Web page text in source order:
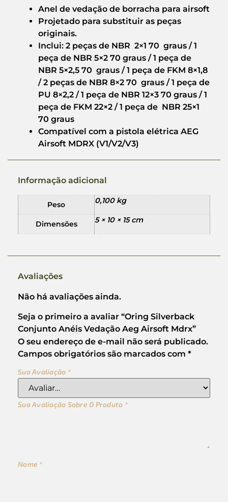
Anel de vedação de borracha para airsoft
Projetado para substituir as peças
originais.
Inclui: 2 peças de NBR 2×1 70 graus / 1
peça de NBR 5×2 70 graus / 1 peça de
NBR 5×2,5 70 graus / 1 peça de FKM 8×1,8
/ 2 peças de NBR 8×2 70 graus / 1 peça de
PU 8×2,2 / 1 peça de NBR 12×3 70 graus / 1
peça de FKM 22×2 / 1 peça de NBR 25×1
70 graus
Compatível com a pistola elétrica AEG
Airsoft MDRX (V1/V2/V3)
Informação adicional
Peso 0,100 kg
Dimensões 5 × 10 × 15 cm
Avaliações
Não há avaliações ainda.
Seja o primeiro a avaliar “Oring Silverback
Conjunto Anéis Vedação Aeg Airsoft Mdrx”
O seu endereço de e-mail não será publicado.
Campos obrigatórios são marcados com *
Sua Avaliação *
Sua Avaliação Sobre O Produto *
Nome *